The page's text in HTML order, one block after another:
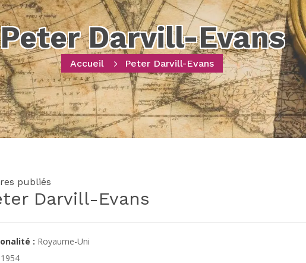
Peter Darvill-Evans
Accueil Peter Darvill-Evans
publiés
Darvill-Evans
: Royaume-Uni
1954